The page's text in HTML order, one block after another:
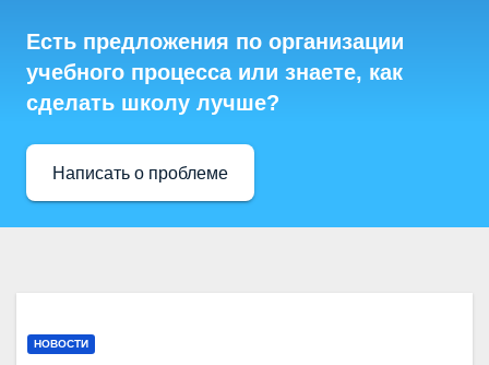
Есть предложения по организации
учебного процесса или знаете, как
сделать школу лучше?
Написать о проблеме
НОВОСТИ